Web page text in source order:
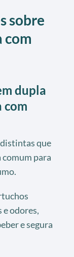
sobre
com
dupla
com
que
para
odores,
e segura